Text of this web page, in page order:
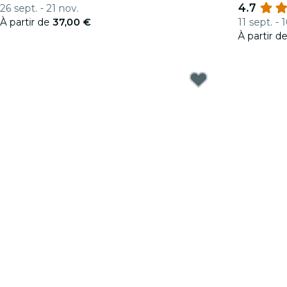
26 sept. - 21 nov.
À partir de 37,00 €
4.7
11 sept. -
À partir de